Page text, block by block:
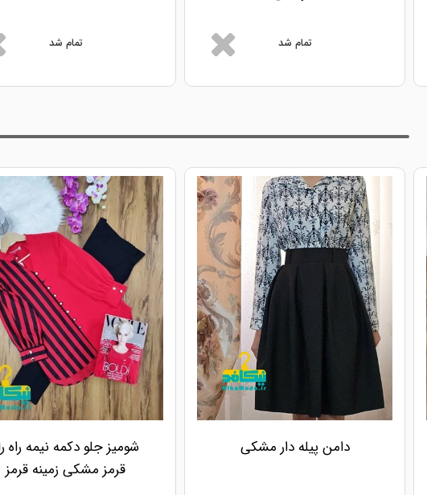
تمام شد تمام شد
دامن پیله دار مشکی
شومیز جلو دکمه نیمه راه
قرمز مشکی زمینه قرمز